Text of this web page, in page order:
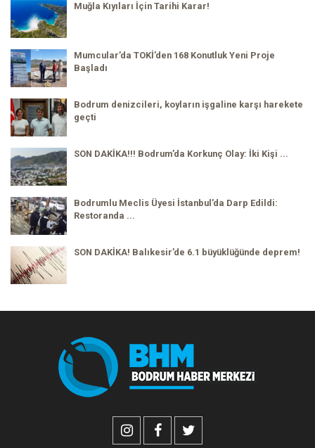
Muğla Kıyıları İçin Tarihi Karar!
Mumcular’da TOKİ’den 168 Konutluk Yeni Proje
Başladı
Bodrum denizcileri, koyların işgaline karşı harekete
geçti
SON DAKİKA!!! Bodrum’da Korkunç Olay: İki Kişi ...
Bodrumlu Meclis Üyesi İstanbul’da Darp Edildi:
Restoranda ...
SON DAKİKA! Balıkesir’de 6.1 büyüklüğünde deprem!